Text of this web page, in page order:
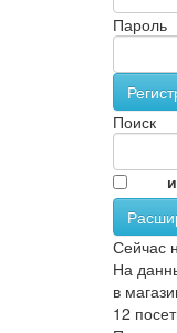
Пароль
Поиск
Сейчас
На
в
12